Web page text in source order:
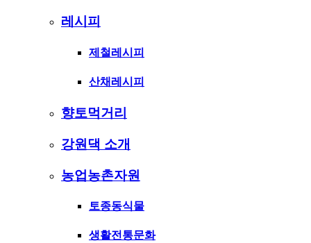
레시피
제철레시피
산채레시피
향토먹거리
강원댁 소개
농업농촌자원
토종동식물
생활전통문화